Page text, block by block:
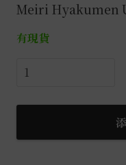
Meiri Hyakumen
有現貨
明
百
梅